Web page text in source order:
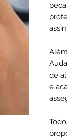
de
e